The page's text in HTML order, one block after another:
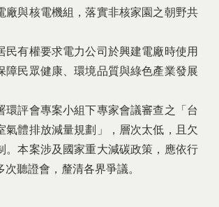
廠與核電機組，落實非核家園之朝野共
民有權要求電力公司於興建電廠時使用
障民眾健康、環境品質與綠色產業發展
環評會專案小組下專家會議審查之「台
氣體排放減量規劃」，層次太低，且欠
。本案涉及國家重大減碳政策，應依行
聽證會，釐清各界爭議。